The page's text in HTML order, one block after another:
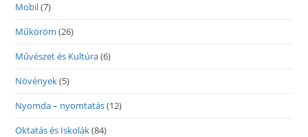
Mobil(7)
Műköröm (26)
Művészet és Kultúra(6)
Növények(5)
Nyomda – nyomtatás(12)
Oktatás és Iskolák(84)